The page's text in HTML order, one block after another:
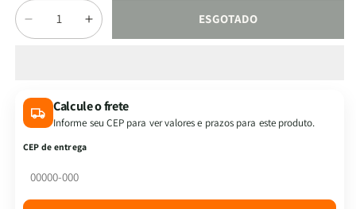
Quantidade
Diminuir
a
men:
Trevas
|
Aumentar
a
men:
Trevas
ESGOTADO
Calcule o frete
Informe seu CEP para ver valores e prazos para este produto.
CEP de entrega